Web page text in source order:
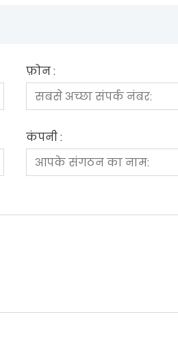
फ़ोन :
कंपनी :